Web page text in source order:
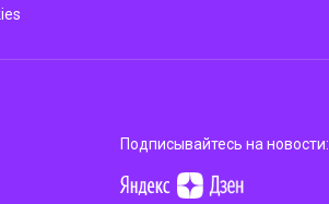
Подписывайтесь на новости: